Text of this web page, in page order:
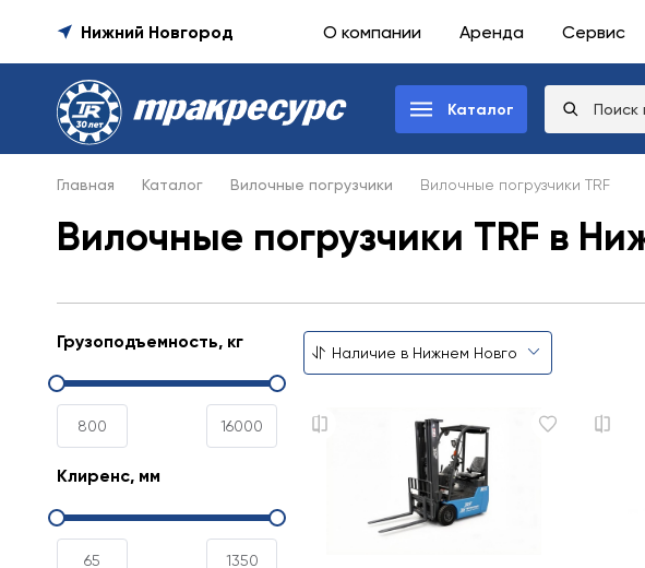
Нижний Новгород О компании Аренда Сервис
Каталог
Главная Каталог Вилочные погрузчики Вилочные погрузчики TRF
Вилочные погрузчики TRF в
Грузоподъемность, кг
Клиренс, мм